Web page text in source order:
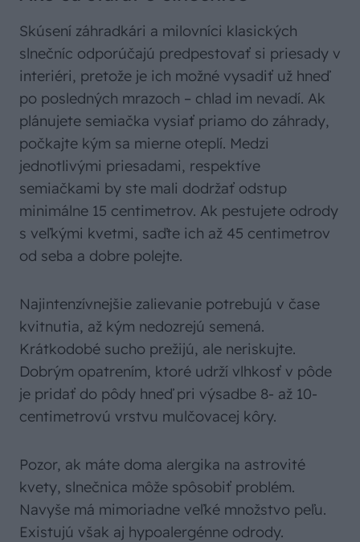
Skúsení záhradkári a milovníci klasických
slnečníc odporúčajú predpestovať si priesady v
interiéri, pretože je ich možné vysadiť už hneď
po posledných mrazoch – chlad im nevadí. Ak
plánujete semiačka vysiať priamo do záhrady,
počkajte kým sa mierne oteplí. Medzi
jednotlivými priesadami, respektíve
semiačkami by ste mali dodržať odstup
minimálne 15 centimetrov. Ak pestujete odrody
s veľkými kvetmi, saďte ich až 45 centimetrov
od seba a dobre polejte.
Najintenzívnejšie zalievanie potrebujú v čase
kvitnutia, až kým nedozrejú semená.
Krátkodobé sucho prežijú, ale neriskujte.
Dobrým opatrením, ktoré udrží vlhkosť v pôde
je pridať do pôdy hneď pri výsadbe 8- až 10-
centimetrovú vrstvu mulčovacej kôry.
Pozor, ak máte doma alergika na astrovité
kvety, slnečnica môže spôsobiť problém.
Navyše má mimoriadne veľké množstvo peľu.
Existujú však aj hypoalergénne odrody.